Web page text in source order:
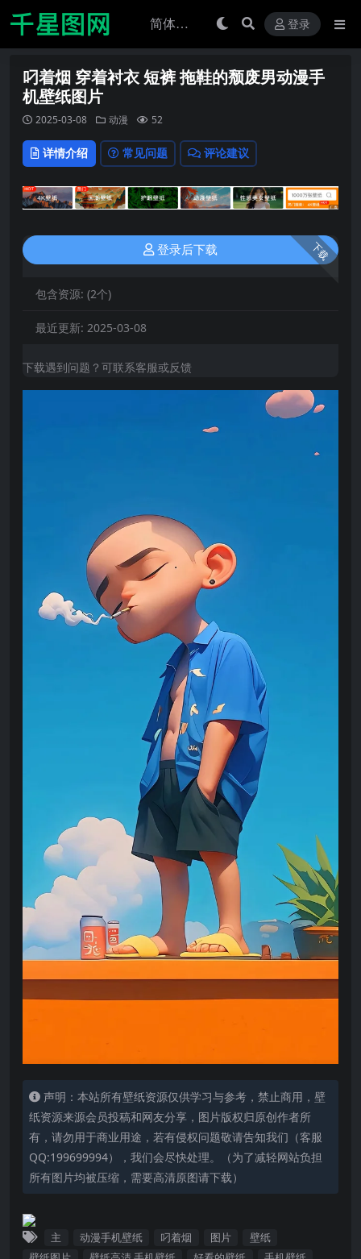
登录
叼着烟 穿着衬衣 短裤 拖鞋的颓废男动漫手
机壁纸图片
2025-03-08 动漫 52
详情介绍 常见问题 评论建议
下载
登录后下载
包含资源: (2个)
最近更新: 2025-03-08
下载遇到问题？可联系客服或反馈
声明：本站所有壁纸资源仅供学习与参考，禁止商用，壁
纸资源来源会员投稿和网友分享，图片版权归原创作者所
有，请勿用于商业用途，若有侵权问题敬请告知我们（客服
QQ:199699994），我们会尽快处理。（为了减轻网站负担
所有图片均被压缩，需要高清原图请下载）
主 动漫手机壁纸 叼着烟 图片
壁纸